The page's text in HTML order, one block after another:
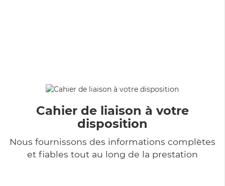
Cahier de liaison à votre
disposition
Nous fournissons des informations complètes
et fiables tout au long de la prestation